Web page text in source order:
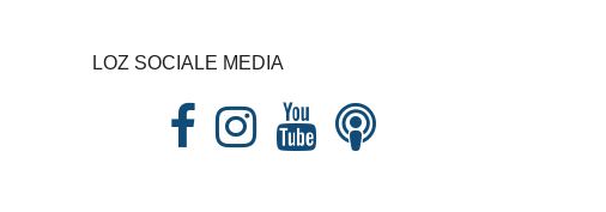
LOZ SOCIALE MEDIA